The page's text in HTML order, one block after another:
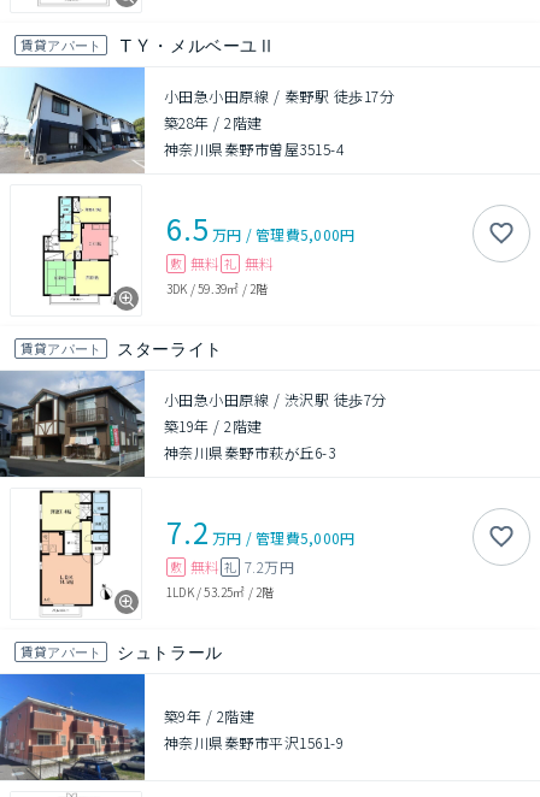
賃貸アパート ＴＹ・メルベーユⅡ
小田急小田原線 / 秦野駅 徒歩17分
築28年 /2階建
神奈川県秦野市曽屋3515-4
6.5 万円 /管理費5,000円
敷 無料 礼 無料
3DK /59.39㎡ / 2階
賃貸アパート スターライト
小田急小田原線 / 渋沢駅 徒歩7分
築19年 /2階建
神奈川県秦野市萩が丘6-3
7.2 万円 /管理費5,000円
敷 無料 礼 7.2万円
1LDK/53.25㎡ / 2階
賃貸アパート シュトラール
築9年 / 2階建
神奈川県秦野市平沢1561-9